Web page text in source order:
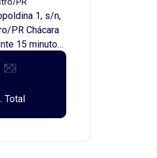
1, s/n,
15 minutos
com
fase de
a
Total